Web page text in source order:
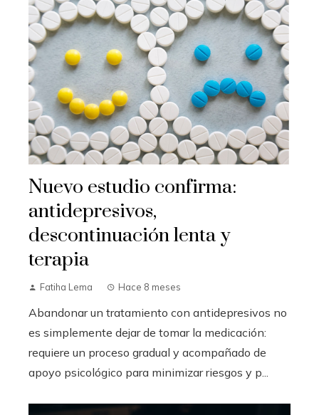
Nuevo estudio confirma:
antidepresivos,
descontinuación lenta y
terapia
Fatiha Lema Hace 8 meses
Abandonar un tratamiento con antidepresivos no
es simplemente dejar de tomar la medicación:
requiere un proceso gradual y acompañado de
apoyo psicológico para minimizar riesgos y p...